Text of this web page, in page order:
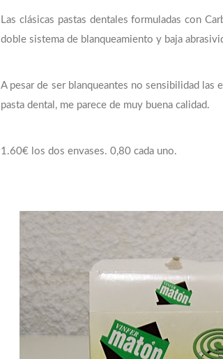
Las clásicas pastas dentales formuladas con
doble sistema de blanqueamiento y baja
A pesar de ser blanqueantes no sensibilidad las
pasta dental, me parece de muy buena calidad.
1.60€ los dos envases. 0,80 cada uno.